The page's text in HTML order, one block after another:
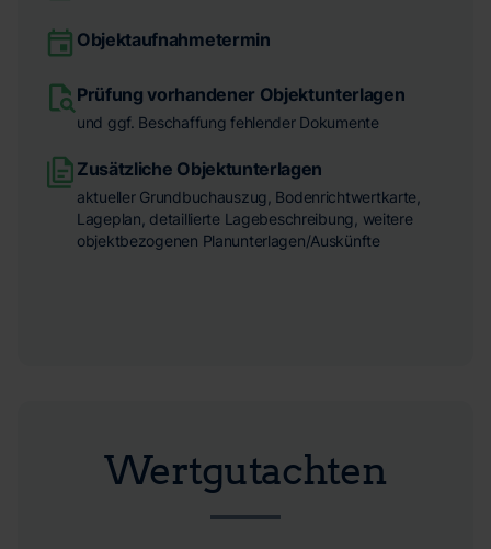
Wertgutachten
Objektaufnahmetermin
Prüfung vorhandener Objektunterlagen
und ggf. Beschaffung fehlender Dokumente
Zusätzliche Objektunterlagen
aktueller Grundbuchauszug, Bodenrichtwertkarte,
Lageplan, detaillierte Lagebeschreibung, weitere
objektbezogenen Planunterlagen/Auskünfte